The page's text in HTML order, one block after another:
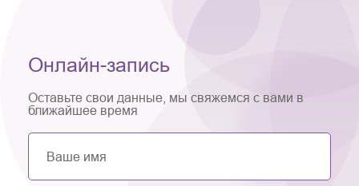
Онлайн-запись
Оставьте свои данные, мы свяжемся с вами в
ближайшее время